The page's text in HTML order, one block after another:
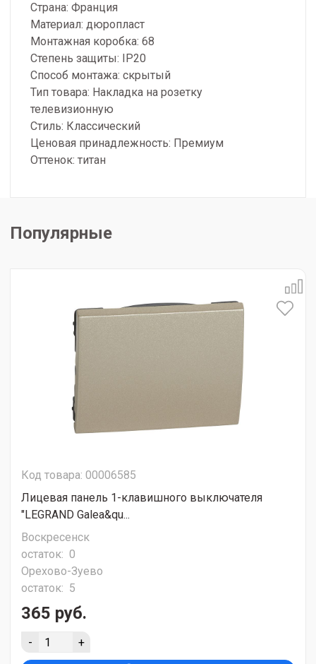
Страна: Франция
Материал: дюропласт
Монтажная коробка: 68
Степень защиты: IP20
Способ монтажа: скрытый
Тип товара: Накладка на розетку
телевизионную
Стиль: Классический
Ценовая принадлежность: Премиум
Оттенок: титан
Популярные
Код товара: 00006585
Лицевая панель 1-клавишного выключателя
"LEGRAND Galea&qu...
Воскресенск
остаток: 0
Орехово-Зуево
остаток: 5
365 руб.
- +